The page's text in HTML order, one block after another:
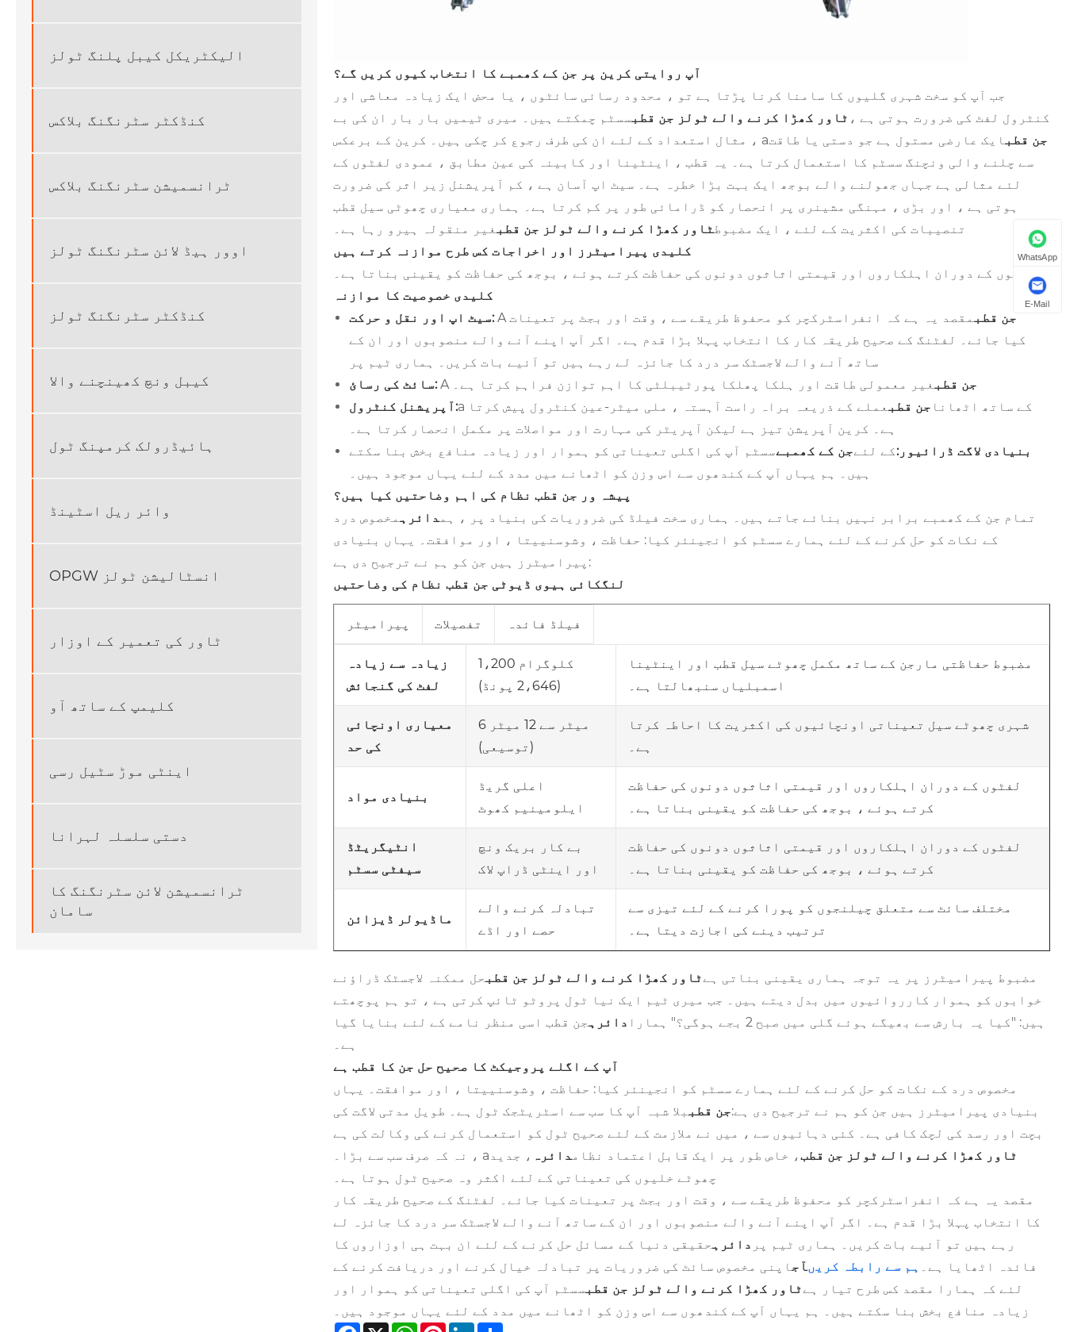
الیکٹریکل کیبل پلنگ ٹولز
کنڈکٹر سٹرنگنگ بلاکس
ٹرانسمیشن سٹرنگنگ بلاکس
اوور ہیڈ لائن سٹرنگنگ ٹولز
کنڈکٹر سٹرنگنگ ٹولز
کیبل ونچ کھینچنے والا
ہائیڈرولک کرمپنگ ٹول
وائر ریل اسٹینڈ
OPGW انسٹالیشن ٹولز
ٹاور کی تعمیر کے اوزار
کلیمپ کے ساتھ آو
اینٹی موڑ سٹیل رسی
دستی سلسلہ لہرانا
ٹرانسمیشن لائن سٹرنگنگ کا
سامان
آپ روایتی کرین پر جن کے کھمبے کا انتخاب کیوں کریں گے؟
جب آپ کو سخت شہری گلیوں کا سامنا کرنا پڑتا ہے تو ، محدود رسائی سائٹوں ، یا محض ایک زیادہ معاشی اور
کنٹرول لفٹ کی ضرورت ہوتی ہے ، ٹاور کھڑا کرنے والے ٹولز جن قطبسسٹم چمکتے ہیں۔ میری ٹیمیں بار بار ان کی بے
مثال استعداد کے لئے ان کی طرف رجوع کر چکی ہیں۔ کرین کے برعکس ، a
جن قطب ایک عارضی مستول ہے جو دستی یا طاقت
سے چلنے والی ونچنگ سسٹم کا استعمال کرتا ہے۔ یہ قطب ، اینٹینا اور کابینہ کی عین مطابق ، عمودی لفٹوں کے
لئے مثالی ہے جہاں جھولنے والے بوجھ ایک بہت بڑا خطرہ ہے۔ سیٹ اپ آسان ہے ، کم آپریشنل زیر اثر کی ضرورت
ہوتی ہے ، اور بڑی ، مہنگی مشینری پر انحصار کو ڈرامائی طور پر کم کرتا ہے۔ ہماری معیاری چھوٹی سیل قطب
تنصیبات کی اکثریت کے لئے ، ایک مضبوطٹاور کھڑا کرنے والے ٹولز جن قطب غیر منقولہ ہیرو رہا ہے۔
کلیدی پیرامیٹرز اور اخراجات کس طرح موازنہ کرتے ہیں
لفٹوں کے دوران اہلکاروں اور قیمتی اثاثوں دونوں کی حفاظت کرتے ہوئے ، بوجھ کی حفاظت کو یقینی بناتا ہے۔
کلیدی خصوصیت کا موازنہ
سیٹ اپ اور نقل و حرکت:A جن قطبمقصد یہ ہے کہ انفراسٹرکچر کو محفوظ طریقے سے ، وقت اور بجٹ پر تعینات
کیا جائے۔ لفٹنگ کے صحیح طریقہ کار کا انتخاب پہلا بڑا قدم ہے۔ اگر آپ اپنے آنے والے منصوبوں اور ان کے
ساتھ آنے والے لاجسٹک سر درد کا جائزہ لے رہے ہیں تو آئیے بات کریں۔ ہماری ٹیم پر
سائٹ کی رسائ:A جن قطب غیر معمولی طاقت اور ہلکا پھلکا پورٹیبلٹی کا اہم توازن فراہم کرتا ہے۔
آپریشنل کنٹرول:
a کے ساتھ اٹھانا جن قطب عملے کے ذریعہ براہ راست آہستہ ، ملی میٹر-عین کنٹرول پیش کرتا
ہے۔ کرین آپریشن تیز ہے لیکن آپریٹر کی مہارت اور مواصلات پر مکمل انحصار کرتا ہے۔
بنیادی لاگت ڈرائیور:کے لئےجن کے کھمبےسسٹم آپ کی اگلی تعیناتی کو ہموار اور زیادہ منافع بخش بنا سکتے
ہیں۔ ہم یہاں آپ کے کندھوں سے اس وزن کو اٹھانے میں مدد کے لئے یہاں موجود ہیں۔
پیشہ ور جن قطب نظام کی اہم وضاحتیں کیا ہیں؟
تمام جن کے کھمبے برابر نہیں بنائے جاتے ہیں۔ ہماری سخت فیلڈ کی ضروریات کی بنیاد پر ، ہمدائرہمخصوص درد
کے نکات کو حل کرنے کے لئے ہمارے سسٹم کو انجینئر کیا: حفاظت ، وشوسنییتا ، اور موافقت۔ یہاں بنیادی
پیرامیٹرز ہیں جن کو ہم نے ترجیح دی ہے:
لنگکائی ہیوی ڈیوٹی جن قطب نظام کی وضاحتیں
پیرامیٹر تفصیلات فیلڈ فائدہ
زیادہ سے زیادہ
لفٹ کی گنجائش
1،200 کلوگرام
(2،646 پونڈ)
مضبوط حفاظتی مارجن کے ساتھ مکمل چھوٹے سیل قطب اور اینٹینا
اسمبلیاں سنبھالتا ہے۔
معیاری اونچائی
کی حد
6 میٹر سے 12 میٹر
(توسیعی)
شہری چھوٹے سیل تعیناتی اونچائیوں کی اکثریت کا احاطہ کرتا
ہے۔
بنیادی مواد
اعلی گریڈ
ایلومینیم کھوٹ
لفٹوں کے دوران اہلکاروں اور قیمتی اثاثوں دونوں کی حفاظت
کرتے ہوئے ، بوجھ کی حفاظت کو یقینی بناتا ہے۔
انٹیگریٹڈ
سیفٹی سسٹم
بے کار بریک ونچ
اور اینٹی ڈراپ لاک
لفٹوں کے دوران اہلکاروں اور قیمتی اثاثوں دونوں کی حفاظت
کرتے ہوئے ، بوجھ کی حفاظت کو یقینی بناتا ہے۔
ماڈیولر ڈیزائن
تبادلہ کرنے والے
حصے اور اڈے
مختلف سائٹ سے متعلق چیلنجوں کو پورا کرنے کے لئے تیزی سے
ترتیب دینے کی اجازت دیتا ہے۔
مضبوط پیرامیٹرز پر یہ توجہ ہماری یقینی بناتی ہےٹاور کھڑا کرنے والے ٹولز جن قطبحل ممکنہ لاجسٹک ڈراؤنے
خوابوں کو ہموار کارروائیوں میں بدل دیتے ہیں۔ جب میری ٹیم ایک نیا ٹول پروٹو ٹائپ کرتی ہے ، تو ہم پوچھتے
ہیں: "کیا یہ بارش سے بھیگے ہوئے گلی میں صبح 2 بجے ہوگی؟" ہمارا
دائرہجن قطب اسی منظر نامے کے لئے بنایا گیا
ہے۔
آپ کے اگلے پروجیکٹ کا صحیح حل جن کا قطب ہے
مخصوص درد کے نکات کو حل کرنے کے لئے ہمارے سسٹم کو انجینئر کیا: حفاظت ، وشوسنییتا ، اور موافقت۔ یہاں
بنیادی پیرامیٹرز ہیں جن کو ہم نے ترجیح دی ہے:جن قطب بلا شبہ آپ کا سب سے اسٹریٹجک ٹول ہے۔ طویل مدتی لاگت کی
بچت اور رسد کی لچک کافی ہے۔ کئی دہائیوں سے ، میں نے ملازمت کے لئے صحیح ٹول کو استعمال کرنے کی وکالت کی ہے
، نہ کہ صرف سب سے بڑا۔ a
ٹاور کھڑا کرنے والے ٹولز جن قطب، خاص طور پر ایک قابل اعتماد نظامدائرہ ، جدید
چھوٹے خلیوں کی تعیناتی کے لئے اکثر وہ صحیح ٹول ہوتا ہے۔
مقصد یہ ہے کہ انفراسٹرکچر کو محفوظ طریقے سے ، وقت اور بجٹ پر تعینات کیا جائے۔ لفٹنگ کے صحیح طریقہ کار
کا انتخاب پہلا بڑا قدم ہے۔ اگر آپ اپنے آنے والے منصوبوں اور ان کے ساتھ آنے والے لاجسٹک سر درد کا جائزہ لے
رہے ہیں تو آئیے بات کریں۔ ہماری ٹیم پر دائرہحقیقی دنیا کے مسائل حل کرنے کے لئے ان بہت ہی اوزاروں کا
فائدہ اٹھایا ہے۔
ہم سے رابطہ کریںآج اپنی مخصوص سائٹ کی ضروریات پر تبادلہ خیال کرنے اور دریافت کرنے کے
لئے کہ ہمارا مقصد کس طرح تیار ہےٹاور کھڑا کرنے والے ٹولز جن قطبسسٹم آپ کی اگلی تعیناتی کو ہموار اور
زیادہ منافع بخش بنا سکتے ہیں۔ ہم یہاں آپ کے کندھوں سے اس وزن کو اٹھانے میں مدد کے لئے یہاں موجود ہیں۔
WhatsApp
E-Mail